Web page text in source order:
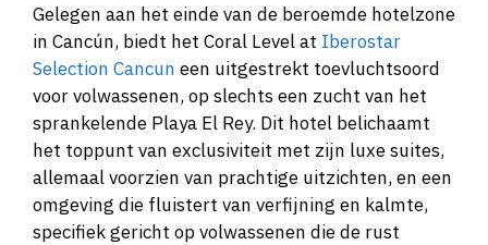
Gelegen aan het einde van de beroemde hotelzone
in Cancún, biedt het Coral Level at Iberostar
Selection Cancun een uitgestrekt toevluchtsoord
voor volwassenen, op slechts een zucht van het
sprankelende Playa El Rey. Dit hotel belichaamt
het toppunt van exclusiviteit met zijn luxe suites,
allemaal voorzien van prachtige uitzichten, en een
omgeving die fluistert van verfijning en kalmte,
specifiek gericht op volwassenen die de rust